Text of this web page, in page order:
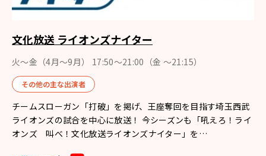
文化放送 ライオンズナイター
火～金（4月〜9月） 17:50～21:00（金 ～21:15）
その他の主な出演者
チームスローガン「打破」を掲げ、王座奪回を目指す埼玉西武
ライオンズの試合を中心に放送！ 今シーズンも「吼えろ！ライ
オンズ 叫べ！文化放送ライオンズナイター」を…